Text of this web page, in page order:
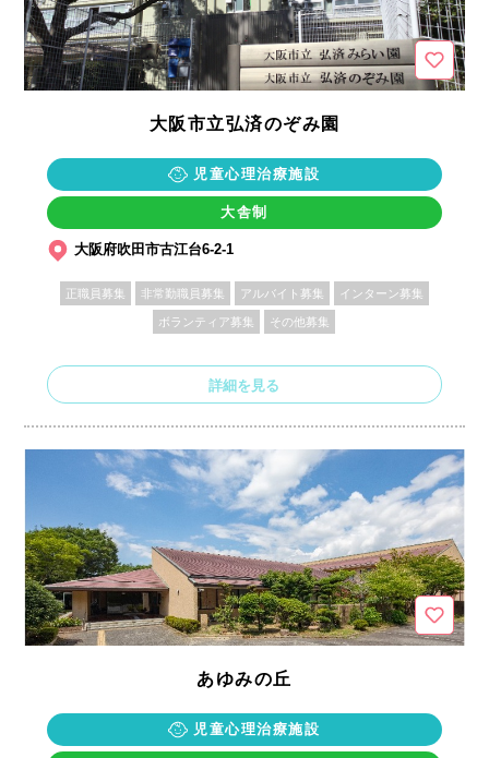
大阪市立弘済のぞみ園
児童心理治療施設
大舎制
大阪府吹田市古江台6-2-1
正職員募集 非常勤職員募集 アルバイト募集 インターン募集
ボランティア募集 その他募集
詳細を見る
あゆみの丘
児童心理治療施設